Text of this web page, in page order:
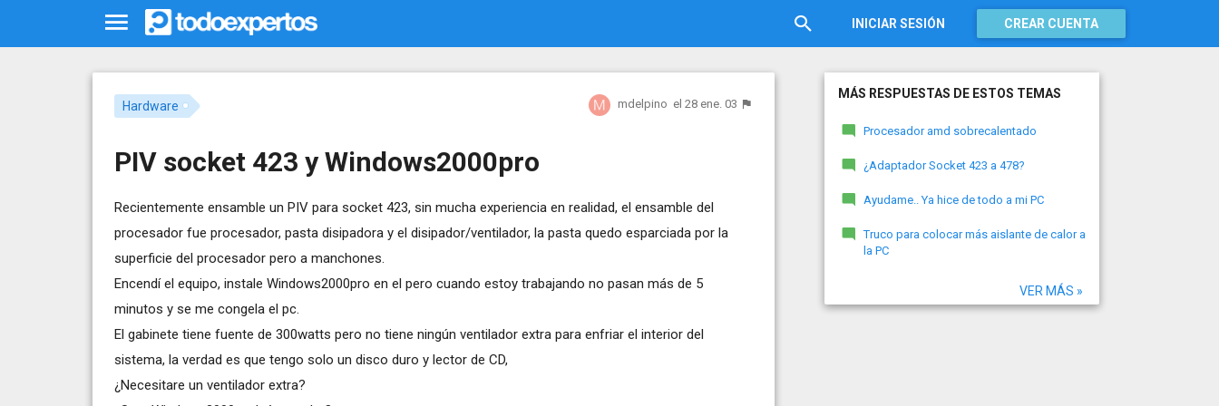
INICIAR SESIÓN CREAR CUENTA
Hardware mdelpino el 28 ene. 03
PIV socket 423 y Windows2000pro
Recientemente ensamble un PIV para socket 423, sin mucha experiencia en realidad, el ensamble del
procesador fue procesador, pasta disipadora y el disipador/ventilador, la pasta quedo esparciada por la
superficie del procesador pero a manchones.
Encendí el equipo, instale Windows2000pro en el pero cuando estoy trabajando no pasan más de 5
minutos y se me congela el pc.
El gabinete tiene fuente de 300watts pero no tiene ningún ventilador extra para enfriar el interior del
sistema, la verdad es que tengo solo un disco duro y lector de CD,
¿Necesitare un ventilador extra?
MÁS RESPUESTAS DE ESTOS TEMAS
Procesador amd sobrecalentado
¿Adaptador Socket 423 a 478?
Ayudame.. Ya hice de todo a mi PC
Truco para colocar más aislante de calor a
la PC
VER MÁS »